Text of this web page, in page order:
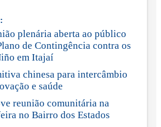
plenária aberta ao público
de Contingência contra os
em Itajaí
chinesa para intercâmbio
e saúde
reunião comunitária na
no Bairro dos Estados